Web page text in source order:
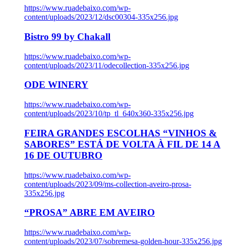
https://www.ruadebaixo.com/wp-
content/uploads/2023/12/dsc00304-335x256.jpg
Bistro 99 by Chakall
https://www.ruadebaixo.com/wp-
content/uploads/2023/11/odecollection-335x256.jpg
ODE WINERY
https://www.ruadebaixo.com/wp-
content/uploads/2023/10/tp_tl_640x360-335x256.jpg
FEIRA GRANDES ESCOLHAS “VINHOS &
SABORES” ESTÁ DE VOLTA À FIL DE 14 A
16 DE OUTUBRO
https://www.ruadebaixo.com/wp-
content/uploads/2023/09/ms-collection-aveiro-prosa-
335x256.jpg
“PROSA” ABRE EM AVEIRO
https://www.ruadebaixo.com/wp-
content/uploads/2023/07/sobremesa-golden-hour-335x256.jpg